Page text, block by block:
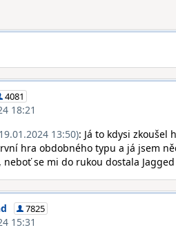
4081
18:21
13:50): Já to kdysi zkoušel
hra obdobného typu a já jsem
neboť se mi do rukou dostala
7825
15:31